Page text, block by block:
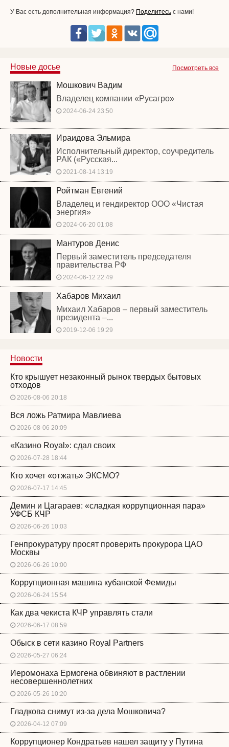
У Вас есть дополнительная информация? Поделитесь с нами!
Посмотреть все
Новые досье
Мошкович Вадим
Владелец компании «Русагро»
2024-06-24 23:50
Ираидова Эльмира
Исполнительный директор, соучредитель
РАК («Русская...
2021-08-14 13:19
Ройтман Евгений
Владелец и гендиректор ООО «Чистая
энергия»
2024-06-20 01:08
Мантуров Денис
Первый заместитель председателя
правительства РФ
2024-06-12 22:49
Хабаров Михаил
Михаил Хабаров – первый заместитель
президента –...
2019-12-06 19:29
Новости
Кто крышует незаконный рынок твердых бытовых
отходов
2026-08-06 20:18
Вся ложь Ратмира Мавлиева
2026-08-06 20:09
«Казино Royal»: сдал своих
2026-07-28 18:44
Кто хочет «отжать» ЭКСМО?
2026-07-17 14:45
Демин и Цагараев: «сладкая коррупционная пара»
УФСБ КЧР
2026-06-26 10:03
Генпрокуратуру просят проверить прокурора ЦАО
Москвы
2026-06-26 10:00
Коррупционная машина кубанской Фемиды
2026-06-24 15:54
Как два чекиста КЧР управлять стали
2026-06-17 08:59
Обыск в сети казино Royal Partners
2026-05-27 06:24
Иеромонаха Ермогена обвиняют в растлении
несовершеннолетних
2026-05-26 10:20
Гладкова снимут из-за дела Мошковича?
2026-04-12 07:09
Коррупционер Кондратьев нашел защиту у Путина